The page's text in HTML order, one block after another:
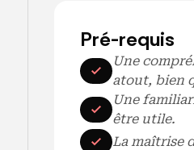
Pré-requis
Une
atout, bien
Une
être utile.
La maîtrise